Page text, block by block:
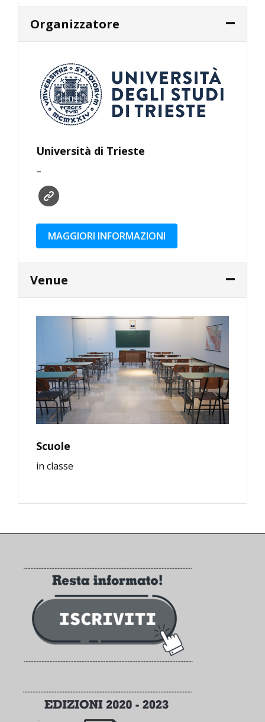
Organizzatore
Università di Trieste
–
MAGGIORI INFORMAZIONI
Venue
Scuole
in classe